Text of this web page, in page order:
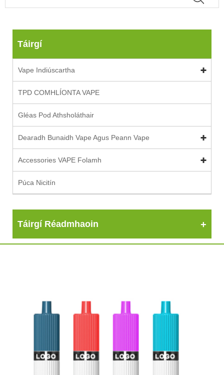
Táirgí
Vape Indiúscartha
TPD COMHLÍONTA VAPE
Gléas Pod Athsholáthair
Dearadh Bunaidh Vape Agus Peann Vape
Accessories VAPE Folamh
Púca Nicitín
Táirgí Réadmhaoin